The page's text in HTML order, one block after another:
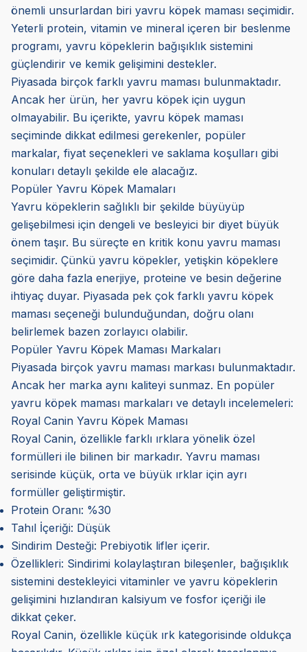
önemli unsurlardan biri yavru köpek maması seçimidir.
Yeterli protein, vitamin ve mineral içeren bir beslenme
programı, yavru köpeklerin bağışıklık sistemini
güçlendirir ve kemik gelişimini destekler.
Piyasada birçok farklı yavru maması bulunmaktadır.
Ancak her ürün, her yavru köpek için uygun
olmayabilir. Bu içerikte, yavru köpek maması
seçiminde dikkat edilmesi gerekenler, popüler
markalar, fiyat seçenekleri ve saklama koşulları gibi
konuları detaylı şekilde ele alacağız.
Popüler Yavru Köpek Mamaları
Yavru köpeklerin sağlıklı bir şekilde büyüyüp
gelişebilmesi için dengeli ve besleyici bir diyet büyük
önem taşır. Bu süreçte en kritik konu yavru maması
seçimidir. Çünkü yavru köpekler, yetişkin köpeklere
göre daha fazla enerjiye, proteine ve besin değerine
ihtiyaç duyar. Piyasada pek çok farklı yavru köpek
maması seçeneği bulunduğundan, doğru olanı
belirlemek bazen zorlayıcı olabilir.
Popüler Yavru Köpek Maması Markaları
Piyasada birçok yavru maması markası bulunmaktadır.
Ancak her marka aynı kaliteyi sunmaz. En popüler
yavru köpek maması markaları ve detaylı incelemeleri:
Royal Canin Yavru Köpek Maması
Royal Canin, özellikle farklı ırklara yönelik özel
formülleri ile bilinen bir markadır. Yavru maması
serisinde küçük, orta ve büyük ırklar için ayrı
formüller geliştirmiştir.
Protein Oranı: %30
Tahıl İçeriği: Düşük
Sindirim Desteği: Prebiyotik lifler içerir.
Özellikleri: Sindirimi kolaylaştıran bileşenler, bağışıklık
sistemini destekleyici vitaminler ve yavru köpeklerin
gelişimini hızlandıran kalsiyum ve fosfor içeriği ile
dikkat çeker.
Royal Canin, özellikle küçük ırk kategorisinde oldukça